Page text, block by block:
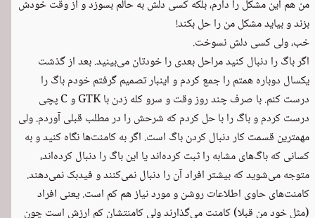
من هم این مشکل را دارم، بلکه کسی دلش به حالم بسوزد و از وقت خودش
بزند و بیاید مشکل من را حل بکند!
خب، ولی کسی دلش نسوخت.
اگر باگ را دنبال کنید مراحل بعدی را خودتان می‌بینید. بعد از گذشت
یکسال دوباره همتم را جمع کردم و اینبار تصمیم گرفتم خودم باگ را
درست کنم. با صرف چند روز وقت و سرو کله زدن با GTK و C پچی
درست کردم و باگ را با حل کردم که شرحش را در مطلب قبلی آوردم. ولی
مهمترین قسمت کار دنبال کردن باگ است. اگر به کامنت‌ها نگاه کنید و به
کسانی که باگ‌های مشابه را ثبت کرده‌اند یا این باگ را دنبال کرده‌اند،
متوجه می‌شوید که بیشتر افراد آن را دنبال نمی‌کنند و فیدبک نمی‌دهند.
کامنت‌های حاوی اطلاعات روشن و مورد نیاز هم کم است. یعنی افراد
(مثل خود من قبلا) کامنت می‌گذارند ولی کامنتشان کم ارزش است چون